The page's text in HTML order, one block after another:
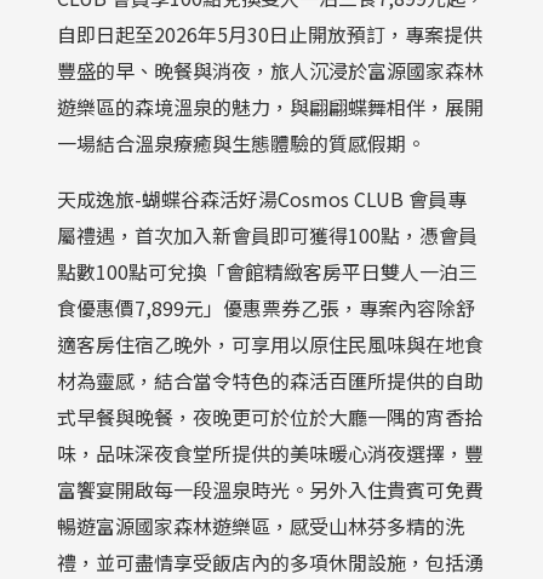
自即日起至2026年5月30日止開放預訂，專案提供
豐盛的早、晚餐與消夜，旅人沉浸於富源國家森林
遊樂區的森境溫泉的魅力，與翩翩蝶舞相伴，展開
一場結合溫泉療癒與生態體驗的質感假期。
天成逸旅-蝴蝶谷森活好湯Cosmos CLUB 會員專
屬禮遇，首次加入新會員即可獲得100點，憑會員
點數100點可兌換「會館精緻客房平日雙人一泊三
食優惠價7,899元」優惠票券乙張，專案內容除舒
適客房住宿乙晚外，可享用以原住民風味與在地食
材為靈感，結合當令特色的森活百匯所提供的自助
式早餐與晚餐，夜晚更可於位於大廳一隅的宵香拾
味，品味深夜食堂所提供的美味暖心消夜選擇，豐
富饗宴開啟每一段溫泉時光。另外入住貴賓可免費
暢遊富源國家森林遊樂區，感受山林芬多精的洗
禮，並可盡情享受飯店內的多項休閒設施，包括湧